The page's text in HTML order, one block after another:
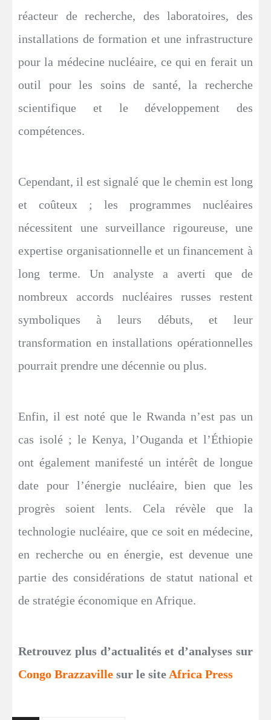
réacteur de recherche, des laboratoires, des
installations de formation et une infrastructure
pour la médecine nucléaire, ce qui en ferait un
outil pour les soins de santé, la recherche
scientifique et le développement des
compétences.
Cependant, il est signalé que le chemin est long
et coûteux ; les programmes nucléaires
nécessitent une surveillance rigoureuse, une
expertise organisationnelle et un financement à
long terme. Un analyste a averti que de
nombreux accords nucléaires russes restent
symboliques à leurs débuts, et leur
transformation en installations opérationnelles
pourrait prendre une décennie ou plus.
Enfin, il est noté que le Rwanda n’est pas un
cas isolé ; le Kenya, l’Ouganda et l’Éthiopie
ont également manifesté un intérêt de longue
date pour l’énergie nucléaire, bien que les
progrès soient lents. Cela révèle que la
technologie nucléaire, que ce soit en médecine,
en recherche ou en énergie, est devenue une
partie des considérations de statut national et
de stratégie économique en Afrique.
Retrouvez plus d’actualités et d’analyses sur
Congo Brazzaville sur le site Africa Press